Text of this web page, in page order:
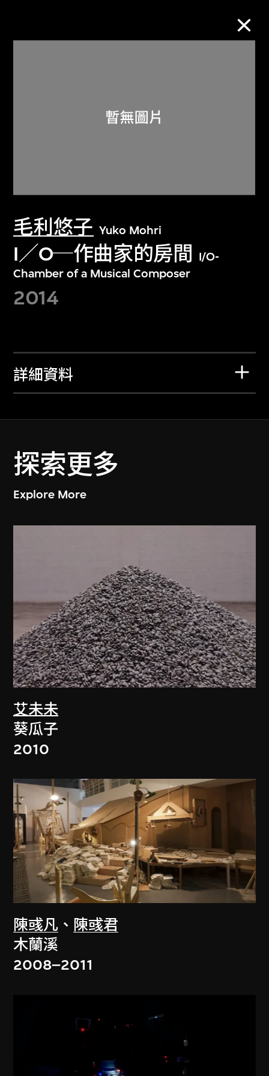
毛利悠子 Yuko Mohri
I／O─作曲家的房間
I/O-
Chamber of a Musical Composer
2014
詳細資料
探索更多
Explore More
艾未未
葵瓜子
2010
陳彧凡 、 陳彧君
木蘭溪
2008–2011
關於M+藏品
探索世界頂級的二十及二十一世紀視覺
文化藏品。